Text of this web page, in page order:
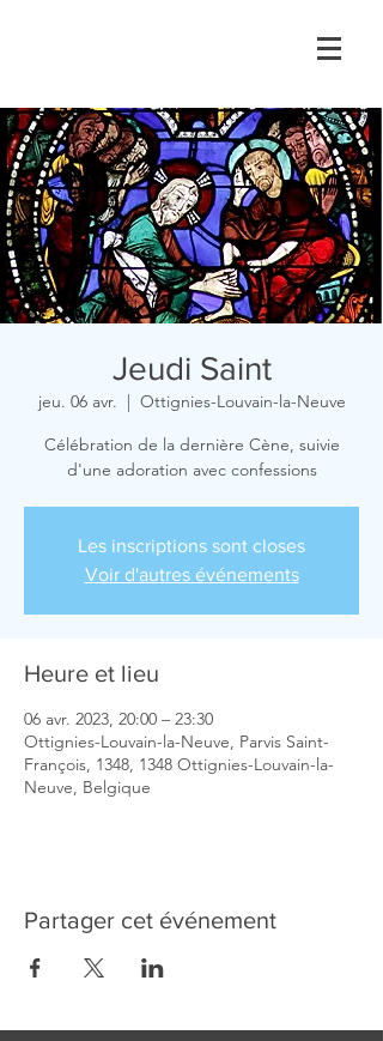
Jeudi Saint
jeu. 06 avr.
  |
Ottignies-Louvain-la-Neuve
Célébration de la dernière Cène, suivie
d'une adoration avec confessions
Les inscriptions sont closes
Voir d'autres événements
Heure et lieu
06 avr. 2023, 20:00 – 23:30
Ottignies-Louvain-la-Neuve, Parvis Saint-
François, 1348, 1348 Ottignies-Louvain-la-
Neuve, Belgique
Partager cet événement